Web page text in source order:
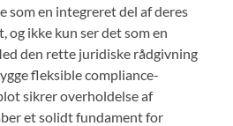
som en integreret del af deres
og ikke kun ser det som en
den rette juridiske rådgivning
fleksible compliance-
sikrer overholdelse af
et solidt fundament for